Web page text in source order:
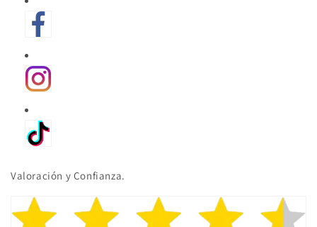
Valoración y Confianza.